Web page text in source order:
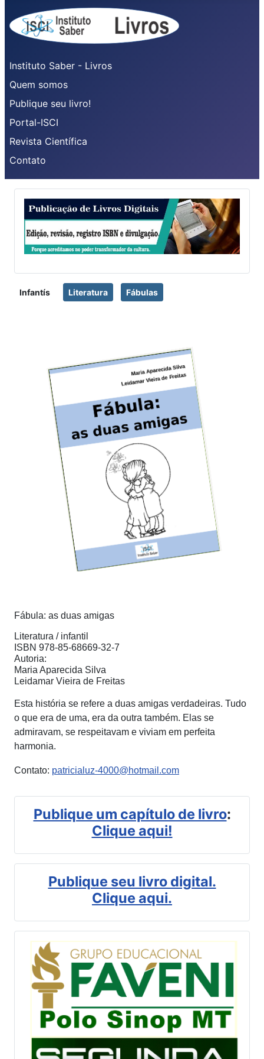
Instituto Saber - Livros
Quem somos
Publique seu livro!
Portal-ISCI
Revista Científica
Contato
Infantís Literatura Fábulas
Fábula: as duas amigas
Literatura / infantil
ISBN 978-85-68669-32-7
Autoria:
Maria Aparecida Silva
Leidamar Vieira de Freitas
Esta história se refere a duas amigas verdadeiras. Tudo
o que era de uma, era da outra também. Elas se
admiravam, se respeitavam e viviam em perfeita
harmonia.
Contato: patricialuz-4000@hotmail.com
Publique um capítulo de livro:
Clique aqui!
Publique seu livro digital.
Clique aqui.